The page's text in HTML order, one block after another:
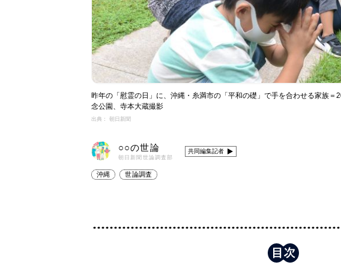
昨年の「慰霊の日」に、沖縄・糸満市の「平和の礎」で手を合わせる家族
念公園、寺本大蔵撮影
出典： 朝日新聞
○○の世論
朝日新聞世論調査部
共同編集記者
沖縄 世論調査